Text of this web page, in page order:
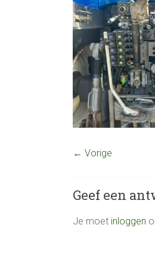
← Vorige
Geef een
Je moet inloggen